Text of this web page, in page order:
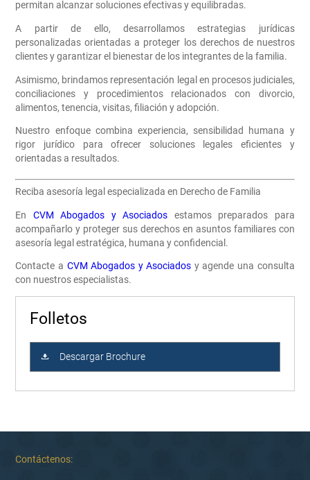
Folletos
Descargar Brochure
permitan alcanzar soluciones efectivas y equilibradas.
A partir de ello, desarrollamos estrategias jurídicas
personalizadas orientadas a proteger los derechos de nuestros
clientes y garantizar el bienestar de los integrantes de la familia.
Asimismo, brindamos representación legal en procesos judiciales,
conciliaciones y procedimientos relacionados con divorcio,
alimentos, tenencia, visitas, filiación y adopción.
Nuestro enfoque combina experiencia, sensibilidad humana y
rigor jurídico para ofrecer soluciones legales eficientes y
orientadas a resultados.
Reciba asesoría legal especializada en Derecho de Familia
En CVM Abogados y Asociados estamos preparados para
acompañarlo y proteger sus derechos en asuntos familiares con
asesoría legal estratégica, humana y confidencial.
Contacte a CVM Abogados y Asociados y agende una consulta
con nuestros especialistas.
Contáctenos: